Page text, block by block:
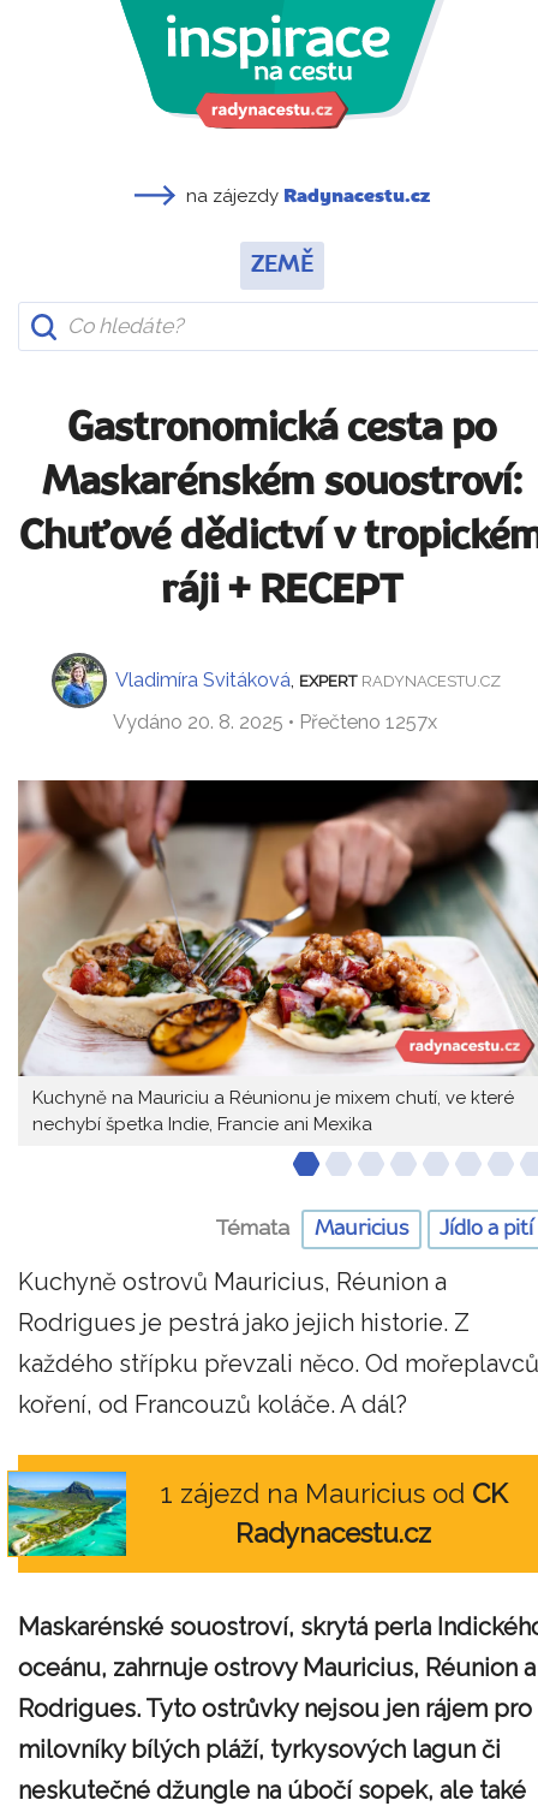
na zájezdy Radynacestu.cz
ZEMĚ
Gastronomická cesta po
Maskarénském souostroví:
Chuťové dědictví v
ráji + RECEPT
Vladimíra Svitáková EXPERT RADYNACESTU.CZ
Vydáno 20. 8. 2025 • Přečteno 1257x
Kuchyně na Mauriciu a Réunionu je mixem chutí, ve které
nechybí špetka Indie, Francie ani Mexika
Témata Mauricius Jídlo a pití
Kuchyně ostrovů Mauricius, Réunion a
Rodrigues je pestrá jako jejich historie. Z
každého střípku převzali něco. Od mořeplavců
koření, od Francouzů koláče. A dál?
1 zájezd na Mauricius od CK
Radynacestu.cz
Maskarénské souostroví, skrytá perla
oceánu, zahrnuje ostrovy Mauricius, Réunion a
Rodrigues. Tyto ostrůvky nejsou jen rájem pro
milovníky bílých pláží, tyrkysových lagun či
neskutečné džungle na úbočí sopek, ale také